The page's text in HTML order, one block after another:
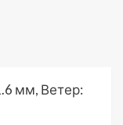
мм, Ветер: